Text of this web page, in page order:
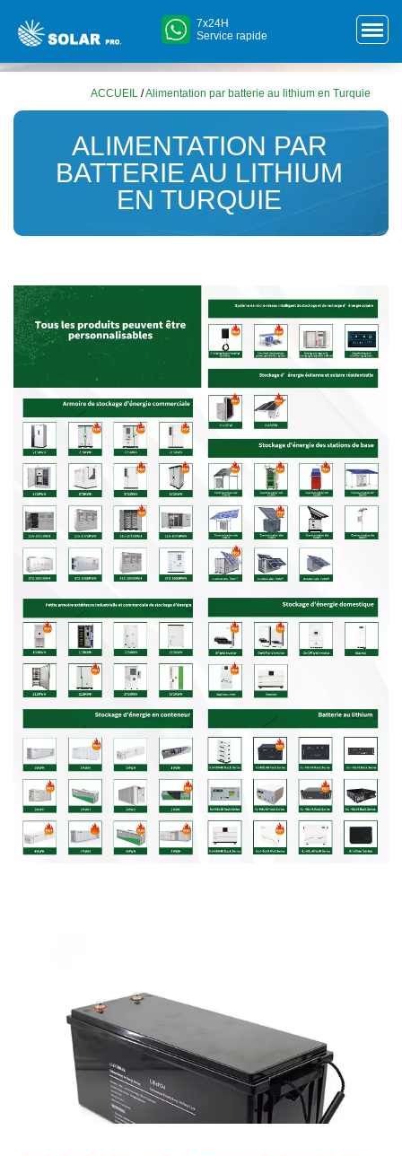
7x24H
Service rapide
ACCUEIL /Alimentation par batterie au lithium en Turquie
ALIMENTATION PAR
BATTERIE AU LITHIUM
EN TURQUIE